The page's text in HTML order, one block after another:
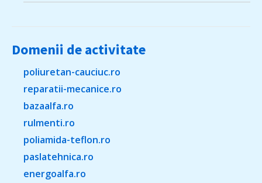
Domenii de activitate
poliuretan-cauciuc.ro
reparatii-mecanice.ro
bazaalfa.ro
rulmenti.ro
poliamida-teflon.ro
paslatehnica.ro
energoalfa.ro